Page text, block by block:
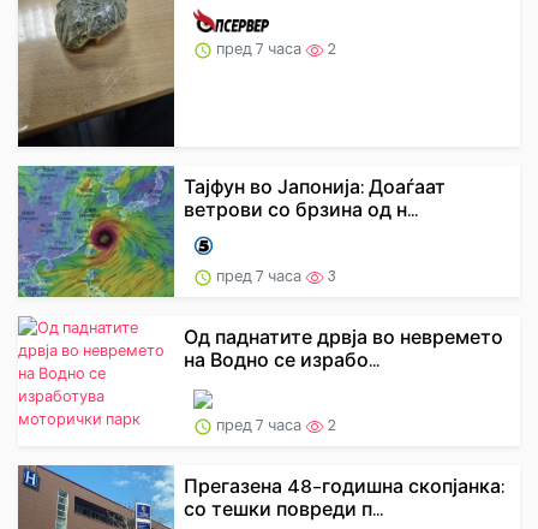
пред 7 часа 2
Тајфун во Јапонија: Доаѓаат
ветрови со брзина од н...
пред 7 часа 3
Од паднатите дрвја во невремето
на Водно се израбо...
пред 7 часа 2
Прегазена 48-годишна скопјанка:
со тешки повреди п...